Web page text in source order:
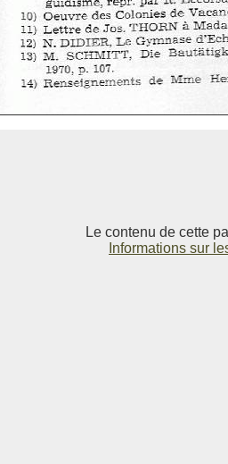
Le contenu de cette
Informations sur